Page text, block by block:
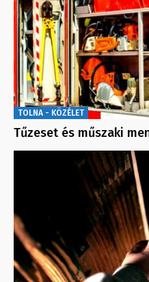
TOLNA - KÖZÉLET
Tűzeset és műszaki